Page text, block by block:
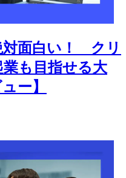
対面白い！ クリ
も目指せる大
ー】